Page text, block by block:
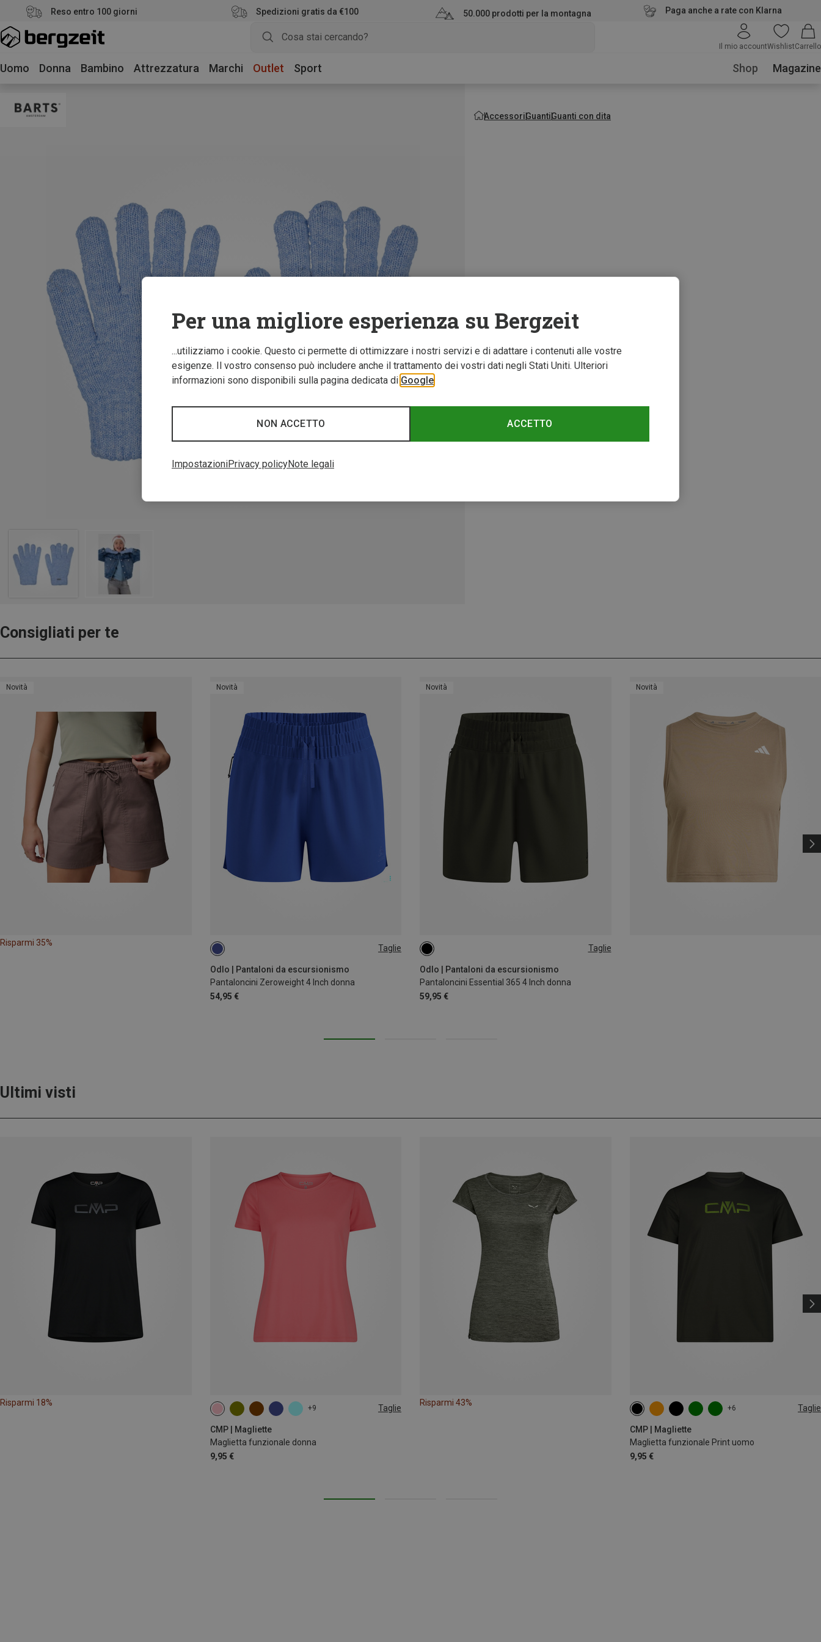
Reso entro 100 giorni Spedizioni gratis da €100 50.000 prodotti per la montagna Paga anche a rate con Klarna
Il mio accountWishlistCarrello
Uomo Donna Bambino Attrezzatura Marchi Outlet Sport Shop Magazine
AccessoriGuantiGuanti con dita
Consigliati per te
Novità
Risparmi 35%
Novità
Taglie
Odlo | Pantaloni da escursionismo
Pantaloncini Zeroweight 4 Inch donna
54,95 €
XS
Novità
Taglie
Odlo | Pantaloni da escursionismo
Pantaloncini Essential 365 4 Inch donna
59,95 €
XS
Novità
Ultimi visti
Risparmi 18%
+9 Taglie
CMP | Magliette
Maglietta funzionale donna
9,95 €
Risparmi 43%
+6 Taglie
CMP | Magliette
Maglietta funzionale Print uomo
9,95 €
S XL XXL 3XL
Per una migliore esperienza su Bergzeit
...utilizziamo i cookie. Questo ci permette di ottimizzare i nostri servizi e di adattare i contenuti alle vostre
esigenze. Il vostro consenso può includere anche il trattamento dei vostri dati negli Stati Uniti. Ulteriori
informazioni sono disponibili sulla pagina dedicata di Google
ACCETTO
NON ACCETTO
ImpostazioniPrivacy policyNote legali